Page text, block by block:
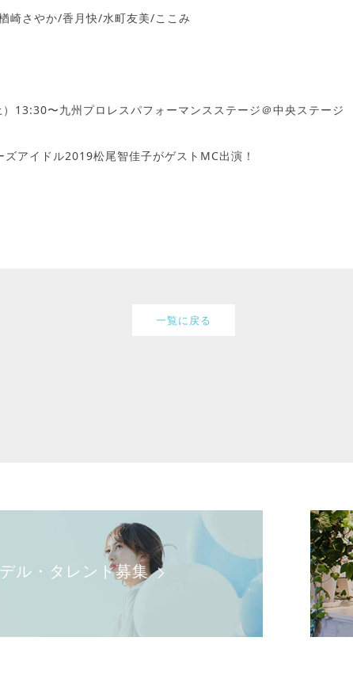
崎さやか/香月快/水町友美/ここみ
13:30〜九州プロレスパフォーマンスステージ＠中央ステージ
ズアイドル2019松尾智佳子がゲストMC出演！
一覧に戻る
ル・タレント募集